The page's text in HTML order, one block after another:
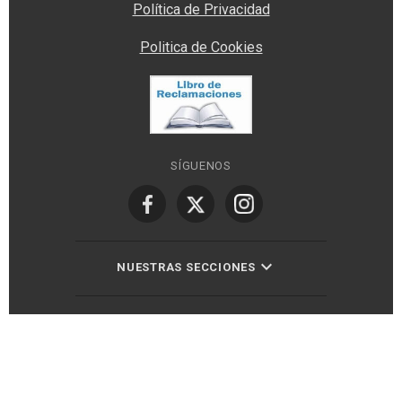
Política de Privacidad
Politica de Cookies
SÍGUENOS
NUESTRAS SECCIONES